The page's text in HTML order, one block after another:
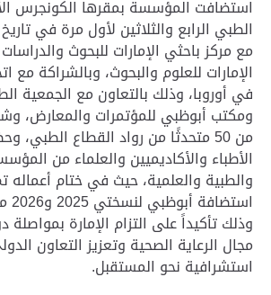
استضافت المؤسسة بمقرها الكونجرس
الطبي الرابع والثلاثين لأول مرة في
مع مركز باحثي الإمارات للبحوث
الإمارات للعلوم والبحوث، وبالشراكة مع
في أوروبا، وذلك بالتعاون مع الجمعية
ومكتب أبوظبي للمؤتمرات والمعارض،
الأطباء والأكاديميين والعلماء من
والطبية والعلمية، حيث في ختام أعماله
وذلك تأكيداً على التزام الإمارة بمواصلة
مجال الرعاية الصحية وتعزيز التعاون
استشرافية نحو المستقبل.